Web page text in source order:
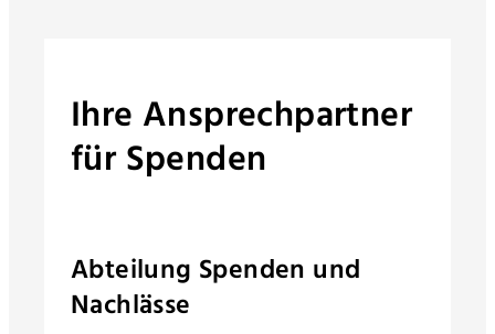
Ihre Ansprechpartner
für Spenden
Abteilung Spenden und
Nachlässe